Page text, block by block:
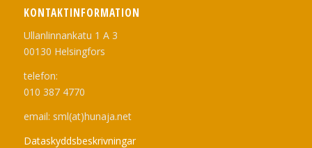
KONTAKTINFORMATION
Ullanlinnankatu 1 A 3
00130 Helsingfors
telefon:
010 387 4770
email: sml(at)hunaja.net
Dataskyddsbeskrivningar